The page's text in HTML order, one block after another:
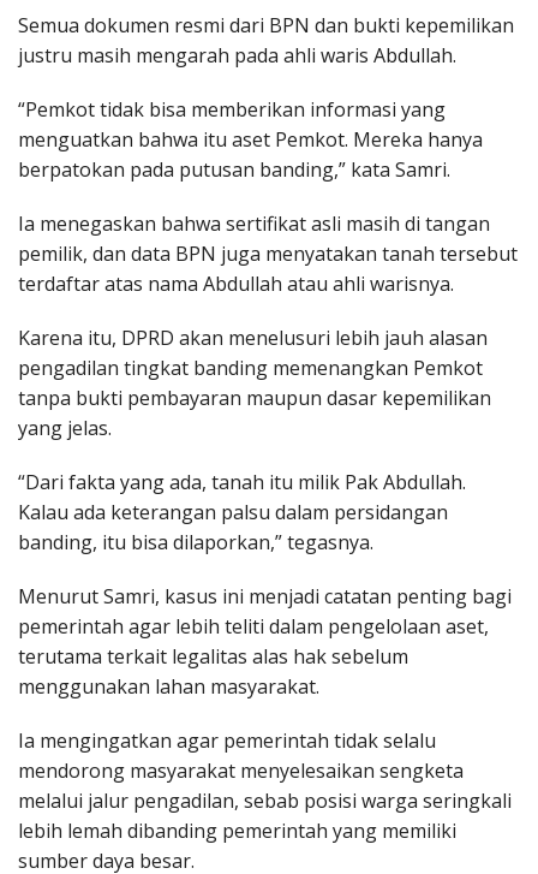
Semua dokumen resmi dari BPN dan bukti kepemilikan
justru masih mengarah pada ahli waris Abdullah.
“Pemkot tidak bisa memberikan informasi yang
menguatkan bahwa itu aset Pemkot. Mereka hanya
berpatokan pada putusan banding,” kata Samri.
Ia menegaskan bahwa sertifikat asli masih di tangan
pemilik, dan data BPN juga menyatakan tanah tersebut
terdaftar atas nama Abdullah atau ahli warisnya.
Karena itu, DPRD akan menelusuri lebih jauh alasan
pengadilan tingkat banding memenangkan Pemkot
tanpa bukti pembayaran maupun dasar kepemilikan
yang jelas.
“Dari fakta yang ada, tanah itu milik Pak Abdullah.
Kalau ada keterangan palsu dalam persidangan
banding, itu bisa dilaporkan,” tegasnya.
Menurut Samri, kasus ini menjadi catatan penting bagi
pemerintah agar lebih teliti dalam pengelolaan aset,
terutama terkait legalitas alas hak sebelum
menggunakan lahan masyarakat.
Ia mengingatkan agar pemerintah tidak selalu
mendorong masyarakat menyelesaikan sengketa
melalui jalur pengadilan, sebab posisi warga seringkali
lebih lemah dibanding pemerintah yang memiliki
sumber daya besar.